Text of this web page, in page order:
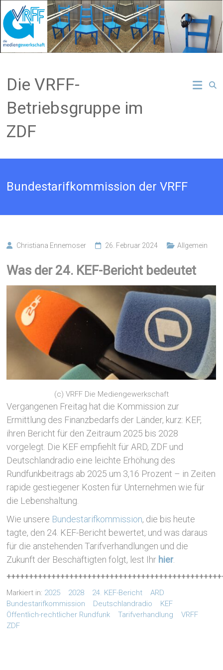
Inhalt
springen
Die VRFF-
Betriebsgruppe im
ZDF
Bundestarifkommission der VRFF
Christiana Ennemoser 26. Februar 2024 Allgemein
Was der 24. KEF-Bericht bedeutet
(c) VRFF Die Mediengewerkschaft
Vergangenen Freitag hat die Kommission zur
Ermittlung des Finanzbedarfs der Länder, kurz: KEF,
ihren Bericht für den Zeitraum 2025 bis 2028
vorgelegt. Die KEF empfiehlt für ARD, ZDF und
Deutschlandradio eine leichte Erhöhung des
Rundfunkbeitrags ab 2025 um 3,16 Prozent – in Zeiten
rapide gestiegener Kosten für Unternehmen wie für
die Lebenshaltung.
Wie unsere Bundestarifkommission, die bis heute
tagte, den 24. KEF-Bericht bewertet, und was daraus
für die anstehenden Tarifverhandlungen und die
Zukunft der Beschäftigten folgt, lest Ihr hier.
Markiert in: 2025 2028 24. KEF-Bericht
ARD
Bundestarifkommission
Deutschlandradio
KEF
Öffentlich-rechtlicher Rundfunk
Tarifverhandlung
VRFF
ZDF